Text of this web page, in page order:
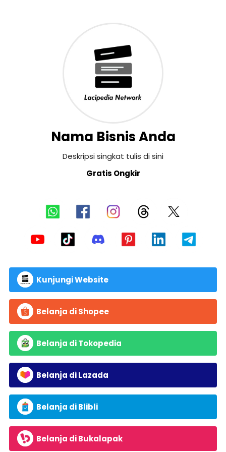
Nama Bisnis Anda
Deskripsi singkat tulis di sini
Gratis Ongkir
Kunjungi Website
Belanja di Shopee
Belanja di Tokopedia
Belanja di Lazada
Belanja di Blibli
Belanja di Bukalapak